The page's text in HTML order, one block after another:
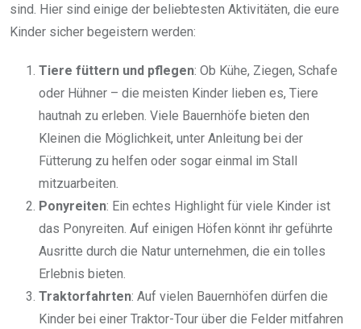
sind. Hier sind einige der beliebtesten Aktivitäten, die eure
Kinder sicher begeistern werden:
Tiere füttern und pflegen: Ob Kühe, Ziegen, Schafe
oder Hühner – die meisten Kinder lieben es, Tiere
hautnah zu erleben. Viele Bauernhöfe bieten den
Kleinen die Möglichkeit, unter Anleitung bei der
Fütterung zu helfen oder sogar einmal im Stall
mitzuarbeiten.
Ponyreiten: Ein echtes Highlight für viele Kinder ist
das Ponyreiten. Auf einigen Höfen könnt ihr geführte
Ausritte durch die Natur unternehmen, die ein tolles
Erlebnis bieten.
Traktorfahrten: Auf vielen Bauernhöfen dürfen die
Kinder bei einer Traktor-Tour über die Felder mitfahren